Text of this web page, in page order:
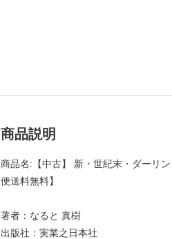
商品説明
商品名:【中古】 新・世紀末・ダーリ
便送料無料】
著者：なると 真樹
出版社：実業之日本社